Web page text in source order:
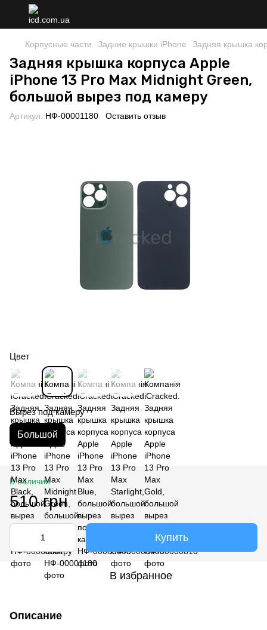
Корпусные части Задние крышки iPhone Задняя крышка
Задняя крышка корпуса Apple
iPhone 13 Pro Max Midnight Green,
большой вырез под камеру
Артикул: НФ-00001180 Оставить отзыв
Цвет
Вырез под камеру
Большой
В наличии
510 грн
Купить
В избранное
Описание